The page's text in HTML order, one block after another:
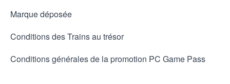
Marque déposée
Conditions des Trains au trésor
Conditions générales de la promotion PC Game Pass